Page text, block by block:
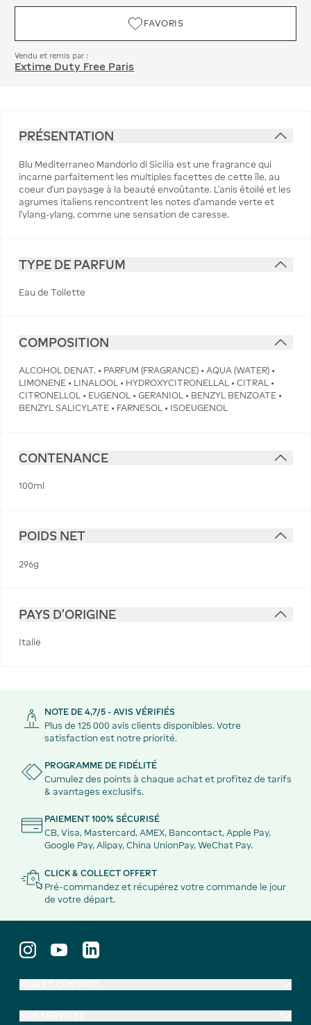
FAVORIS
Vendu et remis par :
Extime Duty Free Paris
PRÉSENTATION
Blu Mediterraneo Mandorlo di Sicilia est une fragrance qui
incarne parfaitement les multiples facettes de cette île, au
coeur d'un paysage à la beauté envoûtante. L'anis étoilé et les
agrumes italiens rencontrent les notes d'amande verte et
l'ylang-ylang, comme une sensation de caresse.
TYPE DE PARFUM
Eau de Toilette
COMPOSITION
ALCOHOL DENAT. • PARFUM (FRAGRANCE) • AQUA (WATER) •
LIMONENE • LINALOOL • HYDROXYCITRONELLAL • CITRAL •
CITRONELLOL • EUGENOL • GERANIOL • BENZYL BENZOATE •
BENZYL SALICYLATE • FARNESOL • ISOEUGENOL
CONTENANCE
100ml
POIDS NET
296g
PAYS D'ORIGINE
Italie
NOTE DE 4,7/5 - AVIS VÉRIFIÉS
Plus de 125 000 avis clients disponibles. Votre
satisfaction est notre priorité.
PROGRAMME DE FIDÉLITÉ
Cumulez des points à chaque achat et profitez de tarifs
& avantages exclusifs.
PAIEMENT 100% SÉCURISÉ
CB, Visa, Mastercard, AMEX, Bancontact, Apple Pay,
Google Pay, Alipay, China UnionPay, WeChat Pay.
CLICK & COLLECT OFFERT
Pré-commandez et récupérez votre commande le jour
de votre départ.